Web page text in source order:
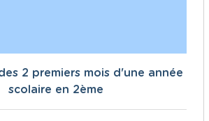
2 premiers mois d'une année
scolaire en 2ème